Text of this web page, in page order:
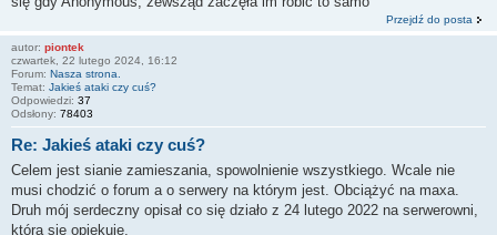
Przejdź do posta
autor: piontek
czwartek, 22 lutego 2024, 16:12
Forum: Nasza strona.
Temat: Jakieś ataki czy cuś?
Odpowiedzi: 37
Odsłony: 78403
Re: Jakieś ataki czy cuś?
Celem jest sianie zamieszania, spowolnienie wszystkiego. Wcale nie
musi chodzić o forum a o serwery na którym jest. Obciążyć na maxa.
Druh mój serdeczny opisał co się działo z 24 lutego 2022 na serwerowni,
którą się opiekuje.